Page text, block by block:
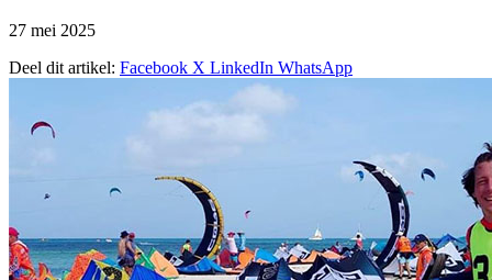
27 mei 2025
Deel dit artikel: Facebook X LinkedIn WhatsApp